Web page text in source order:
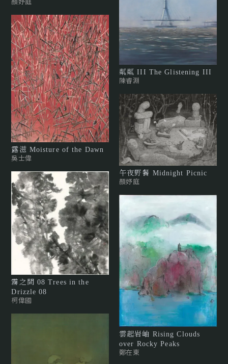
露滋 Moisture of the Dawn
吳士偉
霧之間 08 Trees in the
Drizzle 08
柯偉國
粼粼 III The Glistening III
陳睿淵
午夜野餐 Midnight Picnic
顏妤庭
雲起岩岫 Rising Clouds
over Rocky Peaks
鄭在東